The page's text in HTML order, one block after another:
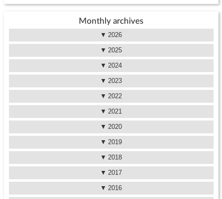
Monthly archives
2026
2025
2024
2023
2022
2021
2020
2019
2018
2017
2016